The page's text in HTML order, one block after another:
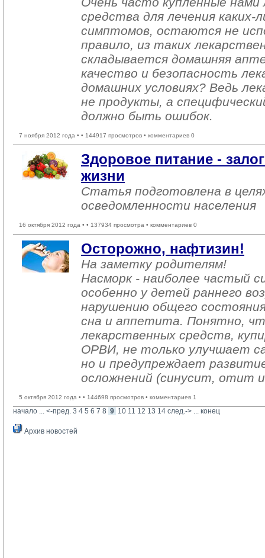
средства для лечения каких-
симптомов, остаются не
правило, из таких
складывается домашняя
качество и безопасность
домашних условиях? Ведь
не продукты, а
должно быть ошибок.
7 ноября 2012 года • • 144917 просмотров • комментариев 0
Здоровое питание -
жизни
Статья подготовлена в
осведомленности населения
16 октября 2012 года • • 137934 просмотра • комментариев 0
Осторожно, нафтизин!
На заметку родителям!
Насморк - наиболее частый
особенно у детей раннего
нарушению общего
сна и аппетита. Понятно,
лекарственных средств,
ОРВИ, не только улучшает
но и предупреждает
осложнений (синусит, отит
5 октября 2012 года • • 144698 просмотров • комментариев 1
начало ... <-пред. 3 4 5 6 7 8 9 10 11 12 13 14 след.-> ... конец
Архив новостей